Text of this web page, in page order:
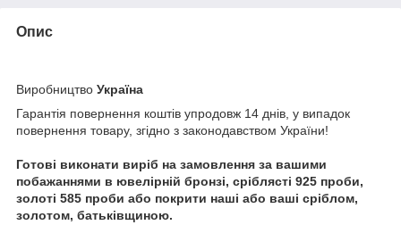
Опис
Виробництво Україна
Гарантія повернення коштів упродовж 14 днів, у випадок
повернення товару, згідно з законодавством України!
Готові виконати виріб на замовлення за вашими
побажаннями в ювелірній бронзі, сріблясті 925 проби,
золоті 585 проби або покрити наші або ваші сріблом,
золотом, батьківщиною.